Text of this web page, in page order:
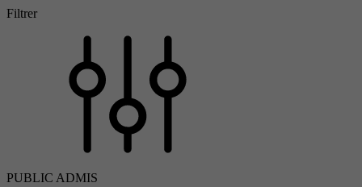
Filtrer
PUBLIC ADMIS